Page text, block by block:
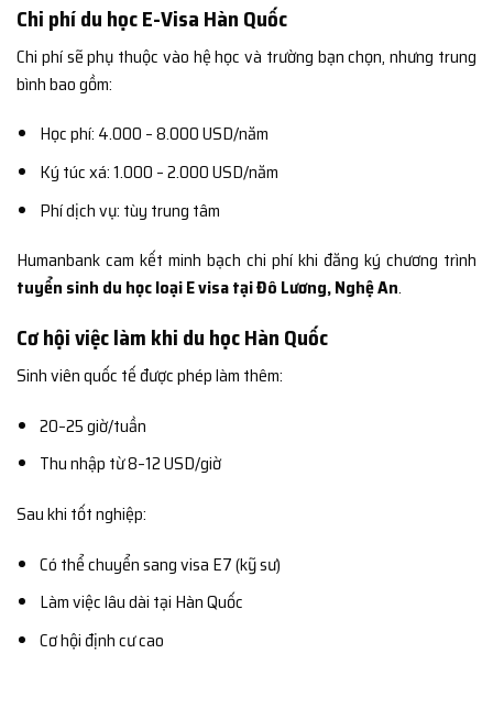
Chi phí du học E-Visa Hàn Quốc
Chi phí sẽ phụ thuộc vào hệ học và trường bạn chọn, nhưng trung
bình bao gồm:
Học phí: 4.000 – 8.000 USD/năm
Ký túc xá: 1.000 – 2.000 USD/năm
Phí dịch vụ: tùy trung tâm
Humanbank cam kết minh bạch chi phí khi đăng ký chương trình
tuyển sinh du học loại E visa tại Đô Lương, Nghệ An.
Cơ hội việc làm khi du học Hàn Quốc
Sinh viên quốc tế được phép làm thêm:
20–25 giờ/tuần
Thu nhập từ 8–12 USD/giờ
Sau khi tốt nghiệp:
Có thể chuyển sang visa E7 (kỹ sư)
Làm việc lâu dài tại Hàn Quốc
Cơ hội định cư cao